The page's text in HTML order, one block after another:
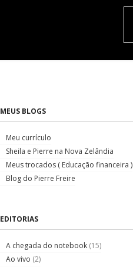
MEUS BLOGS
Meu currículo
Sheila e Pierre na Nova Zelândia
Meus trocados ( Educação financeira )
Blog do Pierre Freire
EDITORIAS
A chegada do notebook (15)
Ao vivo (2)